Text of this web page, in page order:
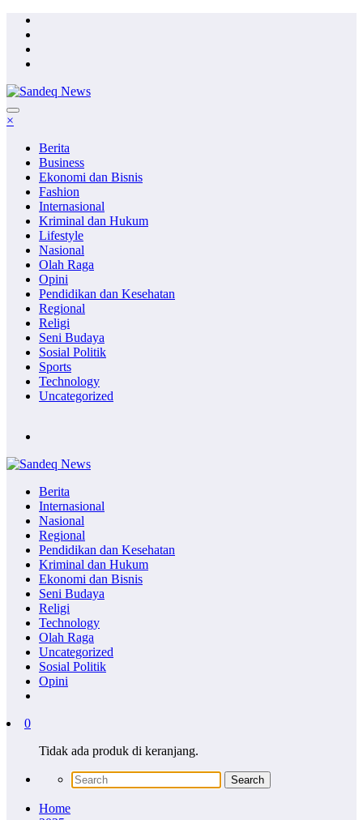
Skip
content
×
Berita
Business
Ekonomi dan Bisnis
Fashion
Internasional
Kriminal dan Hukum
Lifestyle
Nasional
Olah Raga
Opini
Pendidikan dan Kesehatan
Regional
Religi
Seni Budaya
Sosial Politik
Sports
Technology
Uncategorized
Berita
Internasional
Nasional
Regional
Pendidikan dan Kesehatan
Kriminal dan Hukum
Ekonomi dan Bisnis
Seni Budaya
Religi
Technology
Olah Raga
Uncategorized
Sosial Politik
Opini
0
Tidak ada produk di keranjang.
Home